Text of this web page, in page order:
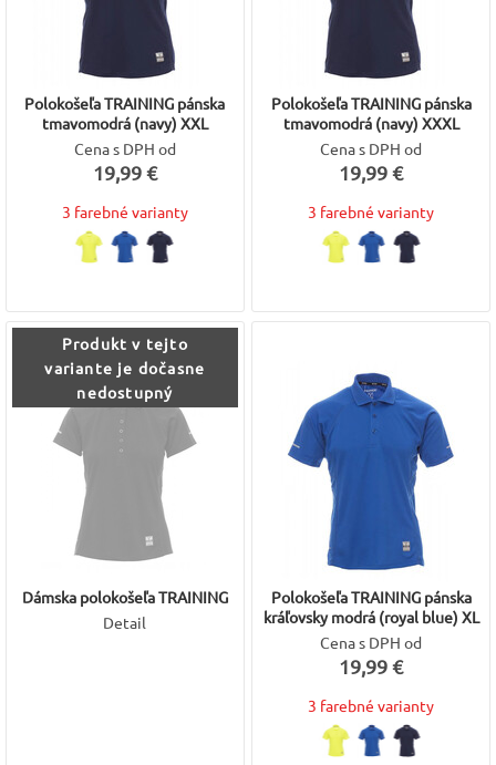
Polokošeľa TRAINING pánska
tmavomodrá (navy) XXL
Cena s DPH od
19,99 €
3 farebné varianty
Polokošeľa TRAINING pánska
tmavomodrá (navy) XXXL
Cena s DPH od
19,99 €
3 farebné varianty
Produkt v tejto
variante je dočasne
nedostupný
Dámska polokošeľa TRAINING
Detail
Polokošeľa TRAINING pánska
kráľovsky modrá (royal blue) XL
Cena s DPH od
19,99 €
3 farebné varianty